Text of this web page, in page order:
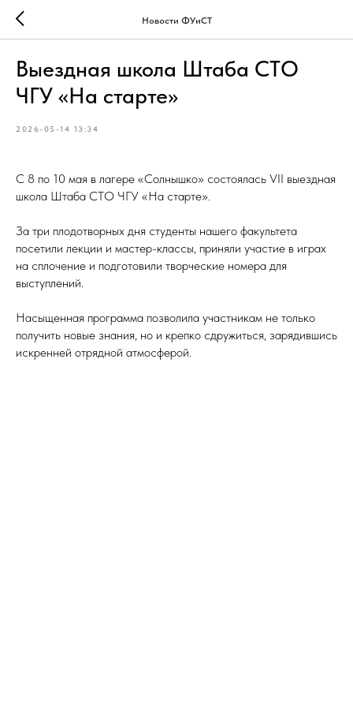
Новости ФУиСТ
Выездная школа Штаба СТО
ЧГУ «На старте»
2026-05-14 13:34
С 8 по 10 мая в лагере «Солнышко» состоялась VII выездная
школа Штаба СТО ЧГУ «На старте».
За три плодотворных дня студенты нашего факультета
посетили лекции и мастер-классы, приняли участие в играх
на сплочение и подготовили творческие номера для
выступлений.
Насыщенная программа позволила участникам не только
получить новые знания, но и крепко сдружиться, зарядившись
искренней отрядной атмосферой.